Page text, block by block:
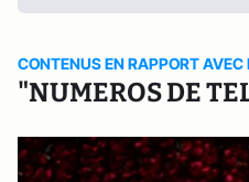
CONTENUS EN RAPPORT
"NUMEROS DE